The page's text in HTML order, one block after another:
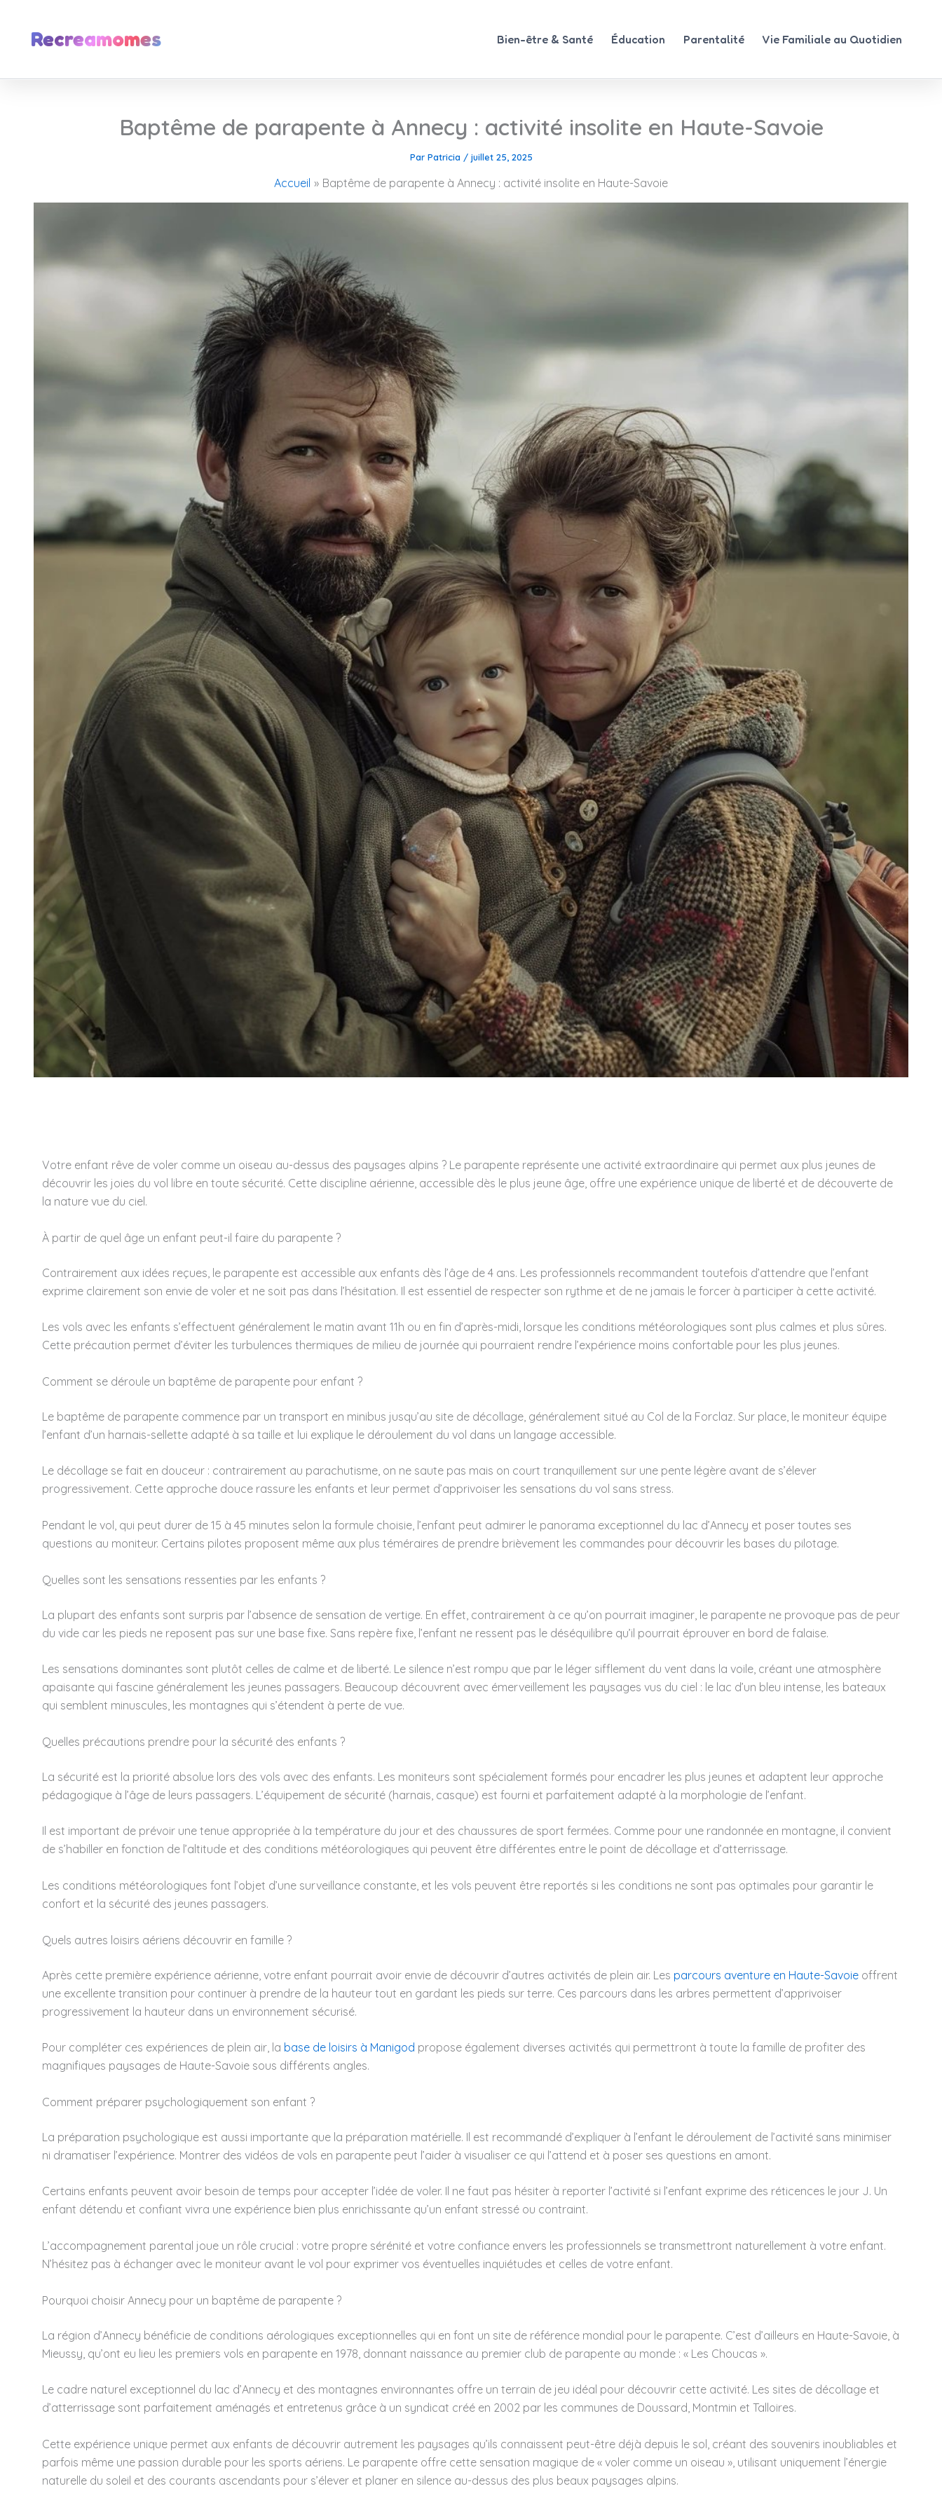
contenuRecreamomes Bien-être & Santé Éducation Parentalité Vie Familiale au Quotidien
Baptême de parapente à Annecy : activité insolite en Haute-Savoie
Par Patricia / juillet 25, 2025
Accueil Baptême de parapente à Annecy : activité insolite en Haute-Savoie
Votre enfant rêve de voler comme un oiseau au-dessus des paysages alpins ? Le parapente représente une activité extraordinaire qui permet aux plus jeunes de
découvrir les joies du vol libre en toute sécurité. Cette discipline aérienne, accessible dès le plus jeune âge, offre une expérience unique de liberté et de découverte de
la nature vue du ciel.
À partir de quel âge un enfant peut-il faire du parapente ?
Contrairement aux idées reçues, le parapente est accessible aux enfants dès l’âge de 4 ans. Les professionnels recommandent toutefois d’attendre que l’enfant
exprime clairement son envie de voler et ne soit pas dans l’hésitation. Il est essentiel de respecter son rythme et de ne jamais le forcer à participer à cette activité.
Les vols avec les enfants s’effectuent généralement le matin avant 11h ou en fin d’après-midi, lorsque les conditions météorologiques sont plus calmes et plus sûres.
Cette précaution permet d’éviter les turbulences thermiques de milieu de journée qui pourraient rendre l’expérience moins confortable pour les plus jeunes.
Comment se déroule un baptême de parapente pour enfant ?
Le baptême de parapente commence par un transport en minibus jusqu’au site de décollage, généralement situé au Col de la Forclaz. Sur place, le moniteur équipe
l’enfant d’un harnais-sellette adapté à sa taille et lui explique le déroulement du vol dans un langage accessible.
Le décollage se fait en douceur : contrairement au parachutisme, on ne saute pas mais on court tranquillement sur une pente légère avant de s’élever
progressivement. Cette approche douce rassure les enfants et leur permet d’apprivoiser les sensations du vol sans stress.
Pendant le vol, qui peut durer de 15 à 45 minutes selon la formule choisie, l’enfant peut admirer le panorama exceptionnel du lac d’Annecy et poser toutes ses
questions au moniteur. Certains pilotes proposent même aux plus téméraires de prendre brièvement les commandes pour découvrir les bases du pilotage.
Quelles sont les sensations ressenties par les enfants ?
La plupart des enfants sont surpris par l’absence de sensation de vertige. En effet, contrairement à ce qu’on pourrait imaginer, le parapente ne provoque pas de peur
du vide car les pieds ne reposent pas sur une base fixe. Sans repère fixe, l’enfant ne ressent pas le déséquilibre qu’il pourrait éprouver en bord de falaise.
Les sensations dominantes sont plutôt celles de calme et de liberté. Le silence n’est rompu que par le léger sifflement du vent dans la voile, créant une atmosphère
apaisante qui fascine généralement les jeunes passagers. Beaucoup découvrent avec émerveillement les paysages vus du ciel : le lac d’un bleu intense, les bateaux
qui semblent minuscules, les montagnes qui s’étendent à perte de vue.
Quelles précautions prendre pour la sécurité des enfants ?
La sécurité est la priorité absolue lors des vols avec des enfants. Les moniteurs sont spécialement formés pour encadrer les plus jeunes et adaptent leur approche
pédagogique à l’âge de leurs passagers. L’équipement de sécurité (harnais, casque) est fourni et parfaitement adapté à la morphologie de l’enfant.
Il est important de prévoir une tenue appropriée à la température du jour et des chaussures de sport fermées. Comme pour une randonnée en montagne, il convient
de s’habiller en fonction de l’altitude et des conditions météorologiques qui peuvent être différentes entre le point de décollage et d’atterrissage.
Les conditions météorologiques font l’objet d’une surveillance constante, et les vols peuvent être reportés si les conditions ne sont pas optimales pour garantir le
confort et la sécurité des jeunes passagers.
Quels autres loisirs aériens découvrir en famille ?
Après cette première expérience aérienne, votre enfant pourrait avoir envie de découvrir d’autres activités de plein air. Les parcours aventure en Haute-Savoie offrent
une excellente transition pour continuer à prendre de la hauteur tout en gardant les pieds sur terre. Ces parcours dans les arbres permettent d’apprivoiser
progressivement la hauteur dans un environnement sécurisé.
Pour compléter ces expériences de plein air, la base de loisirs à Manigod propose également diverses activités qui permettront à toute la famille de profiter des
magnifiques paysages de Haute-Savoie sous différents angles.
Comment préparer psychologiquement son enfant ?
La préparation psychologique est aussi importante que la préparation matérielle. Il est recommandé d’expliquer à l’enfant le déroulement de l’activité sans minimiser
ni dramatiser l’expérience. Montrer des vidéos de vols en parapente peut l’aider à visualiser ce qui l’attend et à poser ses questions en amont.
Certains enfants peuvent avoir besoin de temps pour accepter l’idée de voler. Il ne faut pas hésiter à reporter l’activité si l’enfant exprime des réticences le jour J. Un
enfant détendu et confiant vivra une expérience bien plus enrichissante qu’un enfant stressé ou contraint.
L’accompagnement parental joue un rôle crucial : votre propre sérénité et votre confiance envers les professionnels se transmettront naturellement à votre enfant.
N’hésitez pas à échanger avec le moniteur avant le vol pour exprimer vos éventuelles inquiétudes et celles de votre enfant.
Pourquoi choisir Annecy pour un baptême de parapente ?
La région d’Annecy bénéficie de conditions aérologiques exceptionnelles qui en font un site de référence mondial pour le parapente. C’est d’ailleurs en Haute-Savoie, à
Mieussy, qu’ont eu lieu les premiers vols en parapente en 1978, donnant naissance au premier club de parapente au monde : « Les Choucas ».
Le cadre naturel exceptionnel du lac d’Annecy et des montagnes environnantes offre un terrain de jeu idéal pour découvrir cette activité. Les sites de décollage et
d’atterrissage sont parfaitement aménagés et entretenus grâce à un syndicat créé en 2002 par les communes de Doussard, Montmin et Talloires.
Cette expérience unique permet aux enfants de découvrir autrement les paysages qu’ils connaissent peut-être déjà depuis le sol, créant des souvenirs inoubliables et
parfois même une passion durable pour les sports aériens. Le parapente offre cette sensation magique de « voler comme un oiseau », utilisant uniquement l’énergie
naturelle du soleil et des courants ascendants pour s’élever et planer en silence au-dessus des plus beaux paysages alpins.